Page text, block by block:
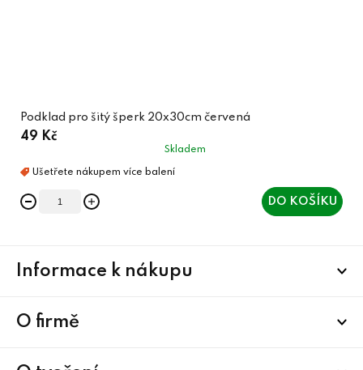
Podklad pro šitý šperk 20x30cm červená
49 Kč
Skladem
DO KOŠÍKU
Informace k nákupu
O firmě